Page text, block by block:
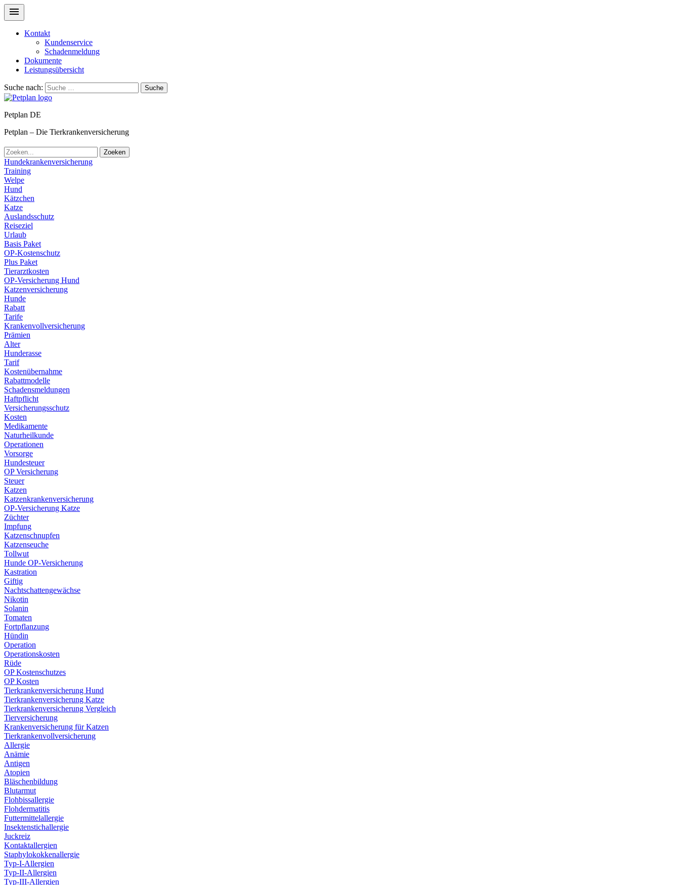
Kontakt
Kundenservice
Schadenmeldung
Dokumente
Leistungsübersicht
Suche nach: Suche
Petplan DE
Petplan – Die Tierkrankenversicherung
Zoeken
Hundekrankenversicherung
Training
Welpe
Hund
Kätzchen
Katze
Auslandsschutz
Reiseziel
Urlaub
Basis Paket
OP-Kostenschutz
Plus Paket
Tierarztkosten
OP-Versicherung Hund
Katzenversicherung
Hunde
Rabatt
Tarife
Krankenvollversicherung
Prämien
Alter
Hunderasse
Tarif
Kostenübernahme
Rabattmodelle
Schadensmeldungen
Haftpflicht
Versicherungsschutz
Kosten
Medikamente
Naturheilkunde
Operationen
Vorsorge
Hundesteuer
OP Versicherung
Steuer
Katzen
Katzenkrankenversicherung
OP-Versicherung Katze
Züchter
Impfung
Katzenschnupfen
Katzenseuche
Tollwut
Hunde OP-Versicherung
Kastration
Giftig
Nachtschattengewächse
Nikotin
Solanin
Tomaten
Fortpflanzung
Hündin
Operation
Operationskosten
Rüde
OP Kostenschutzes
OP Kosten
Tierkrankenversicherung Hund
Tierkrankenversicherung Katze
Tierkrankenversicherung Vergleich
Tierversicherung
Krankenversicherung für Katzen
Tierkrankenvollversicherung
Allergie
Anämie
Antigen
Atopien
Bläschenbildung
Blutarmut
Flohbissallergie
Flohdermatitis
Futtermittelallergie
Insektenstichallergie
Juckreiz
Kontaktallergien
Staphylokokkenallergie
Typ-I-Allergien
Typ-II-Allergien
Typ-III-Allergien